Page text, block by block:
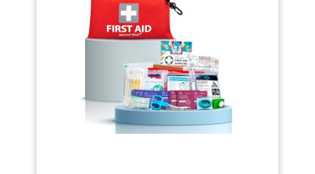
dans de nombreuses situations: pause électrique,
camping, randonnée, pêche, chasse, alpinisme, etc.
Pour les amateurs de plein air, c'est un kit idéal et
un bon cadeau. Meilleur choix de cadeaux -
nécessaire pour le camping, la randonnée,
l'aventure, la survie et les situations d'urgence.
Votre mari, votre frère ou votre enfant pensera que
c'est une bonne chaussette ou un cadeau
d'anniversaire.